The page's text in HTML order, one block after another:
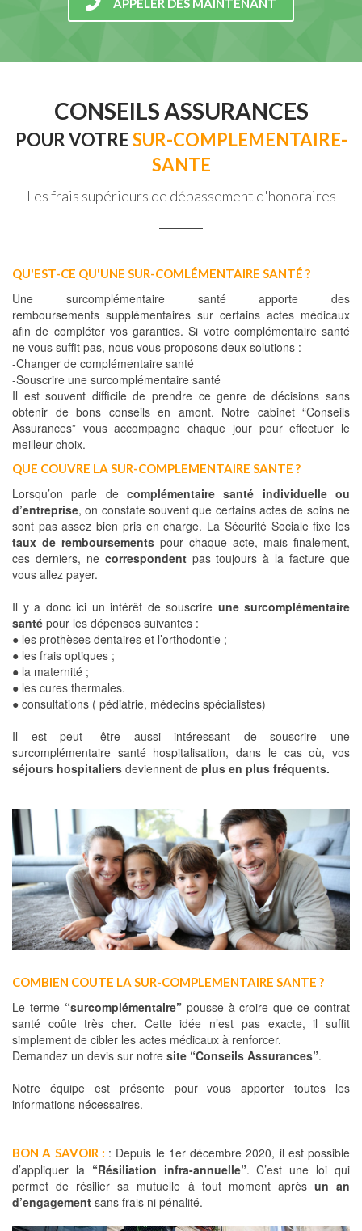
APPELER DÈS MAINTENANT
CONSEILS ASSURANCES
POUR VOTRESUR-COMPLEMENTAIRE-
SANTE
Les frais supérieurs de dépassement d'honoraires
QU'EST-CE QU'UNE SUR-COMLÉMENTAIRE SANTÉ ?
Une surcomplémentaire santé apporte des
remboursements supplémentaires sur certains actes médicaux
afin de compléter vos garanties. Si votre complémentaire santé
ne vous suffit pas, nous vous proposons deux solutions :
-Changer de complémentaire santé
-Souscrire une surcomplémentaire santé
Il est souvent difficile de prendre ce genre de décisions sans
obtenir de bons conseils en amont. Notre cabinet “Conseils
Assurances” vous accompagne chaque jour pour effectuer le
meilleur choix.
QUE COUVRE LA SUR-COMPLEMENTAIRE SANTE ?
Lorsqu’on parle de complémentaire santé individuelle ou
d’entreprise, on constate souvent que certains actes de soins ne
sont pas assez bien pris en charge. La Sécurité Sociale fixe les
taux de remboursements pour chaque acte, mais finalement,
ces derniers, ne correspondentpas toujours à la facture que
vous allez payer.
Il y a donc ici un intérêt de souscrire une surcomplémentaire
santé pour les dépenses suivantes :
● les prothèses dentaires et l’orthodontie ;
● les frais optiques ;
● la maternité ;
● les cures thermales.
● consultations ( pédiatrie, médecins spécialistes)
Il est peut- être aussi intéressant de souscrire une
surcomplémentaire santé hospitalisation, dans le cas où, vos
séjours hospitaliers deviennent de plus en plus fréquents.
COMBIEN COUTE LA SUR-COMPLEMENTAIRE SANTE ?
Le terme “surcomplémentaire”pousse à croire que ce contrat
santé coûte très cher. Cette idée n’est pas exacte, il suffit
simplement de cibler les actes médicaux à renforcer.
Demandez un devis sur notre site “Conseils Assurances”.
Notre équipe est présente pour vous apporter toutes les
informations nécessaires.
BON A SAVOIR : : Depuis le 1er décembre 2020, il est possible
d’appliquer la “Résiliation infra-annuelle”. C’est une loi qui
permet de résilier sa mutuelle à tout moment après un an
d’engagement sans frais ni pénalité.